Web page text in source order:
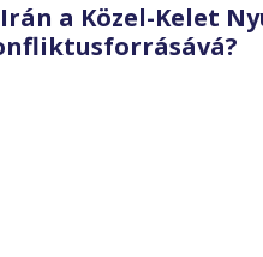
a Közel-Kelet